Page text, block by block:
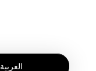
العربية